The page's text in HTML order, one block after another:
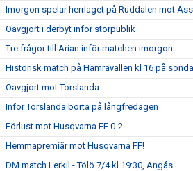
Imorgon spelar herrlaget på Ruddalen mot
Oavgjort i derbyt inför storpublik
Tre frågor till Arian inför matchen imorgon
Historisk match på Hamravallen kl 16 på
Oavgjort mot Torslanda
Inför Torslanda borta på långfredagen
Förlust mot Husqvarna FF 0-2
Hemmapremiär mot Husqvarna FF!
DM match Lerkil - Tölö 7/4 kl 19:30, Ängås